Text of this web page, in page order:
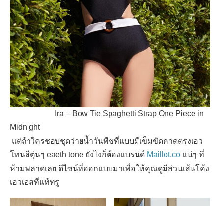
Ira – Bow Tie Spaghetti Strap One Piece in
Midnight
แต่ถ้าใครชอบชุดว่ายน้ำวันพีชที่แบบมีเข็มขัดคาดตรงเอว
โทนสีตุ่นๆ eaeth tone ยังไงก็ต้องแบรนด์ Maillot.co แน่ๆ ที่
ห้ามพลาดเลย ดีไซน์ที่ออกแบบมาเพื่อให้คุณดูมีส่วนเส้นโค้ง
เอวเอสที่แท้ทรู